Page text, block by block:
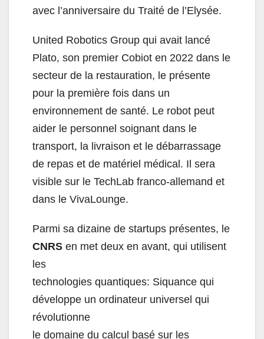
avec l’anniversaire du Traité de l’Elysée.
United Robotics Group qui avait lancé
Plato, son premier Cobiot en 2022 dans le
secteur de la restauration, le présente
pour la première fois dans un
environnement de santé. Le robot peut
aider le personnel soignant dans le
transport, la livraison et le débarrassage
de repas et de matériel médical. Il sera
visible sur le TechLab franco-allemand et
dans le VivaLounge.
Parmi sa dizaine de startups présentes, le
CNRS en met deux en avant, qui utilisent
les
technologies quantiques: Siquance qui
développe un ordinateur universel qui
révolutionne
le domaine du calcul basé sur les